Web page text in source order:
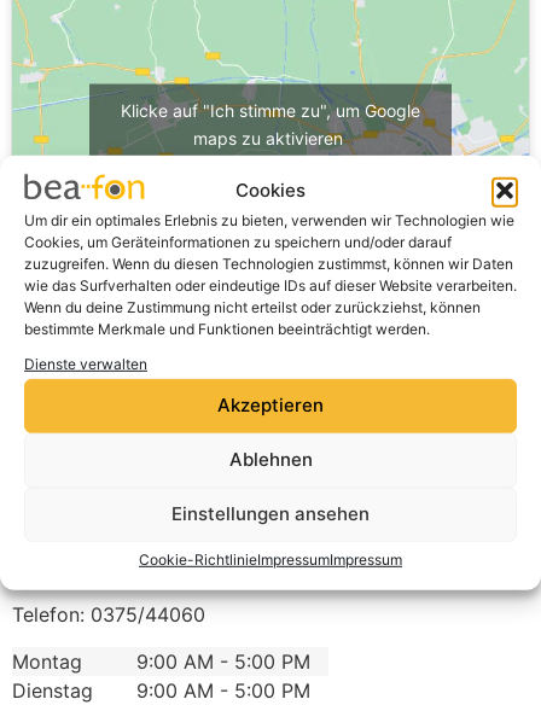
Cookies
Um dir ein optimales Erlebnis zu bieten, verwenden wir Technologien wie
Cookies, um Geräteinformationen zu speichern und/oder darauf
zuzugreifen. Wenn du diesen Technologien zustimmst, können wir Daten
wie das Surfverhalten oder eindeutige IDs auf dieser Website verarbeiten.
Wenn du deine Zustimmung nicht erteilst oder zurückziehst, können
bestimmte Merkmale und Funktionen beeinträchtigt werden.
Dienste verwalten
Akzeptieren
Ablehnen
Einstellungen ansehen
Cookie-RichtlinieImpressumImpressum
Klicke auf "Ich stimme zu", um Google
maps zu aktivieren
Ich stimme zu
ZwickauDeutschland
Telefon: 0375/44060
Montag
9:00 AM - 5:00 PM
Dienstag
9:00 AM - 5:00 PM